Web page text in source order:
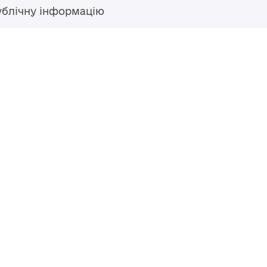
інформацію